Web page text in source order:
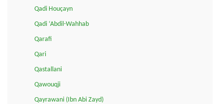
Qadi Houçayn
Qadi ‘Abdil-Wahhab
Qarafi
Qari
Qastallani
Qawouqji
Qayrawani (Ibn Abi Zayd)